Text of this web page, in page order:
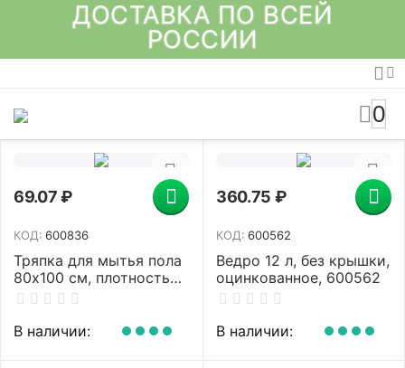
ДОСТАВКА ПО ВСЕЙ
РОССИИ
0
69.07 ₽
КОД: 600836
Тряпка для мытья пола
80х100 см, плотность
180 г/м2, ХПП, 80%
"Эконом" LAIMA,
В наличии:
360.75 ₽
КОД: 600562
Ведро 12 л, без крышки,
оцинкованное, 600562
В наличии: